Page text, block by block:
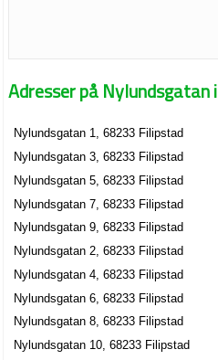
Adresser på Nylundsgatan
Nylundsgatan 1, 68233 Filipstad
Nylundsgatan 3, 68233 Filipstad
Nylundsgatan 5, 68233 Filipstad
Nylundsgatan 7, 68233 Filipstad
Nylundsgatan 9, 68233 Filipstad
Nylundsgatan 2, 68233 Filipstad
Nylundsgatan 4, 68233 Filipstad
Nylundsgatan 6, 68233 Filipstad
Nylundsgatan 8, 68233 Filipstad
Nylundsgatan 10, 68233 Filipstad